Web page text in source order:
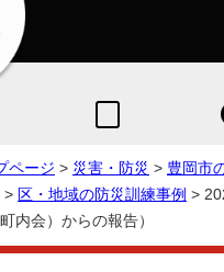
ページ > 災害・防災 > 豊岡市
> 区・地域の防災訓練事例 >
内会）からの報告）